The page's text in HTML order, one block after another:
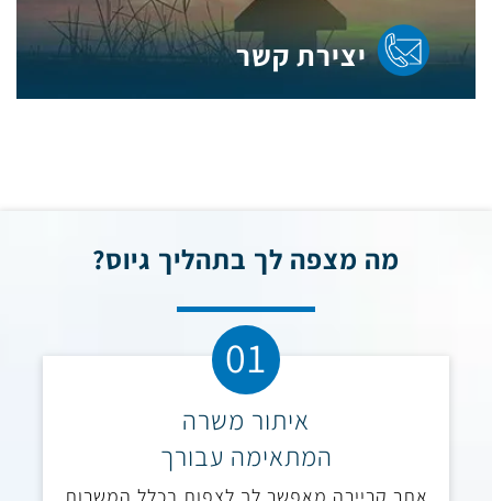
יצירת קשר
מה מצפה לך בתהליך גיוס?
01
איתור משרה
המתאימה עבורך